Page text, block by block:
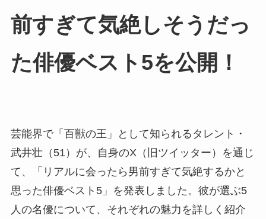
前すぎて気絶しそうだっ
た俳優ベスト5を公開！
芸能界で「百獣の王」として知られるタレント・
武井壮（51）が、自身のX（旧ツイッター）を通じ
て、「リアルに会ったら男前すぎて気絶するかと
思った俳優ベスト5」を発表しました。彼が選ぶ5
人の名優について、それぞれの魅力を詳しく紹介